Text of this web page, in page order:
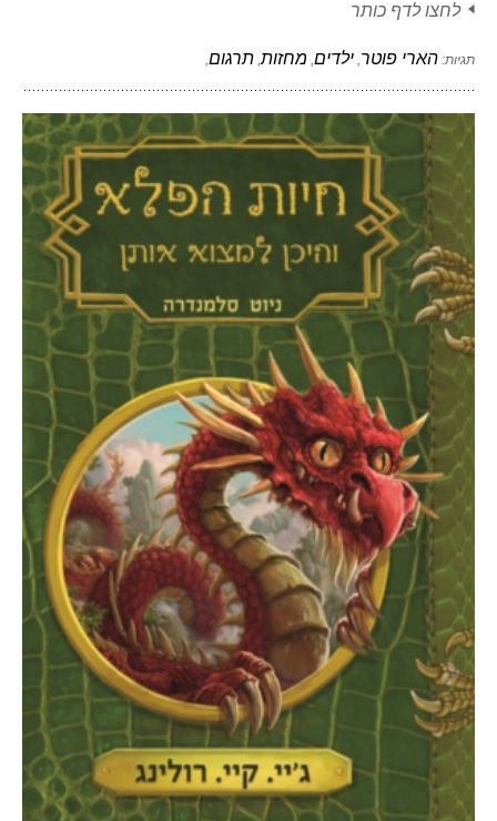
לחצו לדף כותר
תגיות: הארי פוטר, ילדים, מחזות, תרגום,